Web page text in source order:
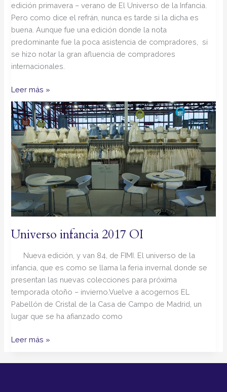
edición primavera – verano de El Universo de la Infancia.
Pero como dice el refrán, nunca es tarde si la dicha es
buena. Aunque fue una edición donde la nota
predominante fue la poca asistencia de compradores, si
se hizo notar la gran afluencia de compradores
internacionales.
Leer más »
Universo infancia 2017 OI
Nueva edición, y van 84, de FIMI. El universo de la
infancia, que es como se llama la feria invernal donde se
presentan las nuevas colecciones para próxima
temporada otoño – invierno.Vuelve a acogernos EL
Pabellón de Cristal de la Casa de Campo de Madrid, un
lugar que se ha afianzado como
Universo
infancia
2017
OI
Leer más »